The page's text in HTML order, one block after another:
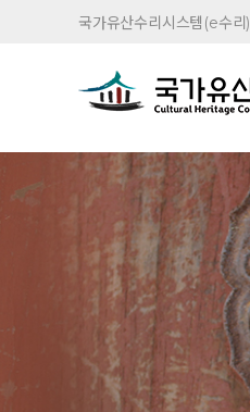
국가유산수리시스템(e수리)